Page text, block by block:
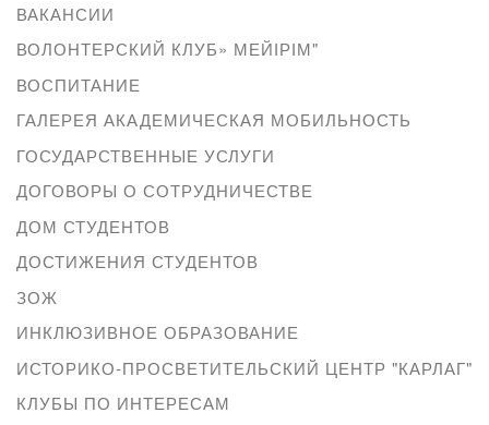
ВАКАНСИИ
ВОЛОНТЕРСКИЙ КЛУБ» МЕЙІРІМ"
ВОСПИТАНИЕ
ГАЛЕРЕЯ АКАДЕМИЧЕСКАЯ МОБИЛЬНОСТЬ
ГОСУДАРСТВЕННЫЕ УСЛУГИ
ДОГОВОРЫ О СОТРУДНИЧЕСТВЕ
ДОМ СТУДЕНТОВ
ДОСТИЖЕНИЯ СТУДЕНТОВ
ЗОЖ
ИНКЛЮЗИВНОЕ ОБРАЗОВАНИЕ
ИСТОРИКО-ПРОСВЕТИТЕЛЬСКИЙ ЦЕНТР "КАРЛАГ"
КЛУБЫ ПО ИНТЕРЕСАМ